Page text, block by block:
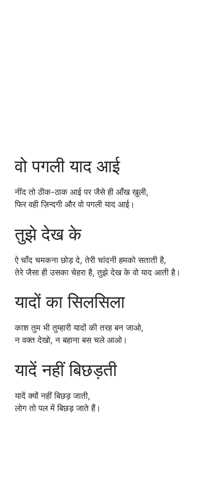
वो पगली याद आई
नींद तो ठीक-ठाक आई पर जैसे ही आँख खुली,
फिर वही ज़िन्दगी और वो पगली याद आई।
तुझे देख के
ऐ चाँद चमकना छोड़ दे, तेरी चांदनी हमको सताती है,
तेरे जैसा ही उसका चेहरा है, तुझे देख के वो याद आती है।
यादों का सिलसिला
काश तुम भी तुम्हारी यादों की तरह बन जाओ,
न वक्त देखो, न बहाना बस चले आओ।
यादें नहीं बिछड़ती
यादें क्यों नहीं बिछड़ जाती,
लोग तो पल में बिछड़ जाते हैं।